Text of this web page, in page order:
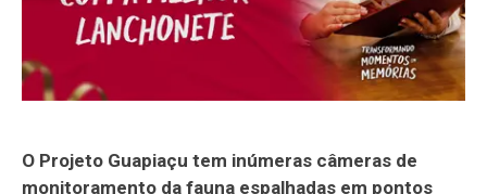
O Projeto Guapiaçu tem inúmeras câmeras de
monitoramento da fauna espalhadas em pontos